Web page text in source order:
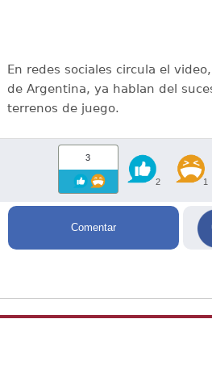
En redes sociales circula el
de Argentina, ya hablan del
terrenos de juego.
3
2 1
Comentar